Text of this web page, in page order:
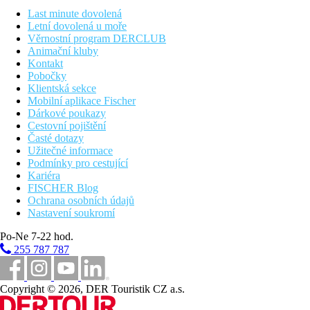
Popis hotelu
vstupní hala s recepcí
lobby bar
bazén
restaurace
Popis pláže
písečná pláž
150 m od hotelu
lehátka a sunečníky za poplatek
Strava
Snídaně
formou bufetu
Polopenze
snídaně formou bufetu
Zvláštnosti
Delegát pouze na telefonu.
Internet
Zdarma: WiFi na pokoji
Last minute dovolená
Letní dovolená u moře
Věrnostní program DERCLUB
Animační kluby
Kontakt
Pobočky
Klientská sekce
Mobilní aplikace Fischer
Dárkové poukazy
Cestovní pojištění
Časté dotazy
Užitečné informace
Podmínky pro cestující
Kariéra
FISCHER Blog
Ochrana osobních údajů
Nastavení soukromí
Po-Ne 7-22 hod.
255 787 787
Copyright © 2026, DER Touristik CZ a.s.